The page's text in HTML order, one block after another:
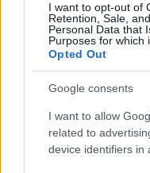
I want to opt-out of
Retention, Sale,
Personal Data that
Purposes for which
Opted Out
Google consents
I want to allow
related to
device identifiers in
caprea)